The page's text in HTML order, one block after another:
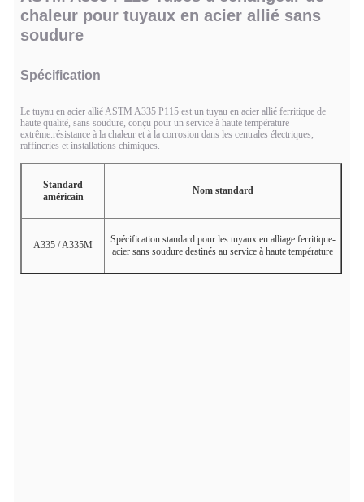
chaleur pour tuyaux en acier allié sans
soudure
Spécification
Le tuyau en acier allié ASTM A335 P115 est un tuyau en acier allié ferritique de
haute qualité, sans soudure, conçu pour un service à haute température
extrême.résistance à la chaleur et à la corrosion dans les centrales électriques,
raffineries et installations chimiques.
Standard
américain
Nom standard
A335 / A335M
Spécification standard pour les tuyaux en alliage ferritique-
acier sans soudure destinés au service à haute température